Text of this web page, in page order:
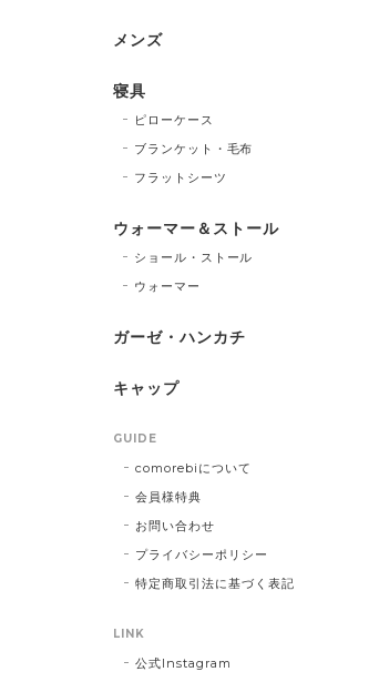
メンズ
寝具
ピローケース
ブランケット・毛布
フラットシーツ
ウォーマー＆ストール
ショール・ストール
ウォーマー
ガーゼ・ハンカチ
キャップ
GUIDE
comorebiについて
会員様特典
お問い合わせ
プライバシーポリシー
特定商取引法に基づく表記
LINK
公式Instagram